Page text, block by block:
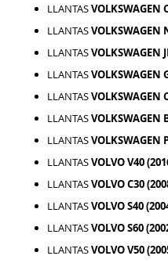
LLANTASVOLKSWAGEN
LLANTASVOLKSWAGEN
LLANTASVOLKSWAGEN
LLANTASVOLKSWAGEN
LLANTASVOLKSWAGEN
LLANTASVOLKSWAGEN
LLANTASVOLKSWAGEN
LLANTASVOLVO V40
LLANTASVOLVO C30
LLANTASVOLVO S40
LLANTASVOLVO S60
LLANTASVOLVO V50